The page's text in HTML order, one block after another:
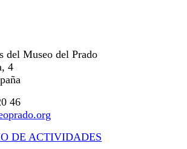
del Museo del Prado
4
46
DE ACTIVIDADES